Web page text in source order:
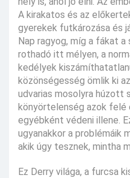
A kirakatos és az
gyerekek futkározása és
Nap ragyog, míg a fákat a
rothadó itt mélyen, a
kedélyek
közönségesség ömlik ki
udvarias mosolyra húzott
könyörtelenség azok felé
egyébként védeni illene.
ugyanakkor a problémáik
akik úgy tesznek, mintha
Ez Derry világa, a furcsa